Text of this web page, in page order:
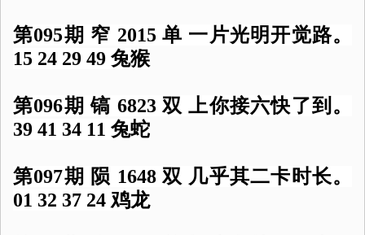
第095期 窄 2015 单 一片光明开觉路。
15 24 29 49 兔猴
第096期 镐 6823 双 上你接六快了到。
39 41 34 11 兔蛇
第097期 陨 1648 双 几乎其二卡时长。
01 32 37 24 鸡龙